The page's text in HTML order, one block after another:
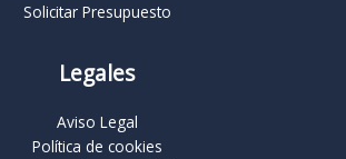
Solicitar Presupuesto
Legales
Aviso Legal
Política de cookies